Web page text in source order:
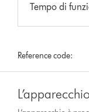
Tempo di
Reference code: